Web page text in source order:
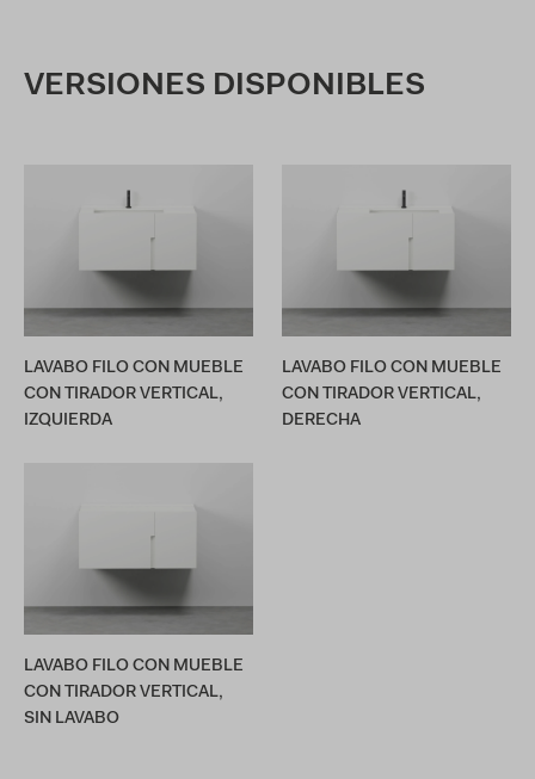
VERSIONES DISPONIBLES
LAVABO FILO CON MUEBLE
CON TIRADOR VERTICAL,
IZQUIERDA
LAVABO FILO CON MUEBLE
CON TIRADOR VERTICAL,
DERECHA
LAVABO FILO CON MUEBLE
CON TIRADOR VERTICAL,
SIN LAVABO